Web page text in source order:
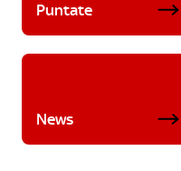
Puntate
News